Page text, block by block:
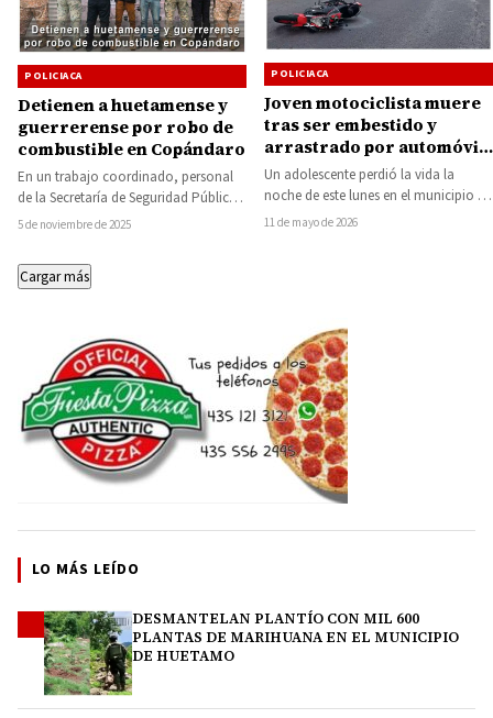
POLICIACA
Detienen a huetamense y
guerrerense por robo de
combustible en Copándaro
En un trabajo coordinado, personal
de la Secretaría de Seguridad Pública
(SSP) y de la Defensa Nacional
5 de noviembre de 2025
POLICIACA
Joven motociclista muere
tras ser embestido y
arrastrado por automóvil
en La Piedad
Un adolescente perdió la vida la
noche de este lunes en el municipio de
La Piedad, luego de…
11 de mayo de 2026
Cargar más
LO MÁS LEÍDO
DESMANTELAN PLANTÍO CON MIL 600
PLANTAS DE MARIHUANA EN EL MUNICIPIO
DE HUETAMO